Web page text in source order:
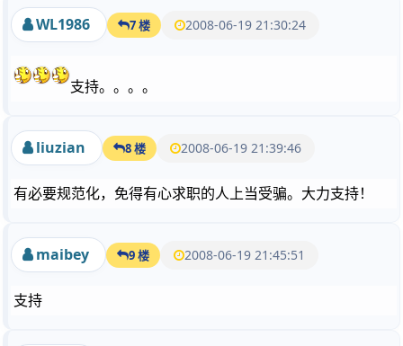
WL1986 7 楼 2008-06-19 21:30:24
支持。。。。
liuzian 8 楼 2008-06-19 21:39:46
有必要规范化，免得有心求职的人上当受骗。大力支持！
maibey 9 楼 2008-06-19 21:45:51
支持